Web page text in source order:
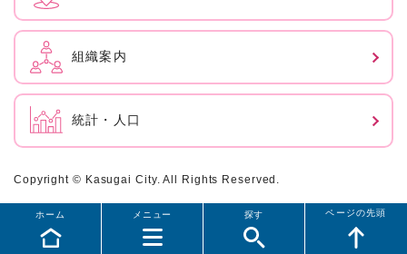
メニュー
ホーム 探す ページの先頭
組織案内
統計・人口
Copyright © Kasugai City. All Rights Reserved.